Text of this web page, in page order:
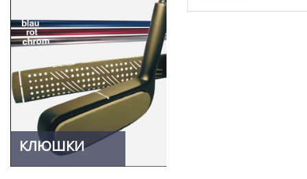
КЛЮШКИ